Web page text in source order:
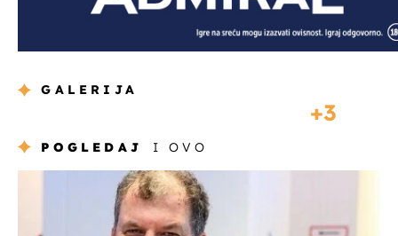
GALERIJA
3
POGLEDAJ I OVO